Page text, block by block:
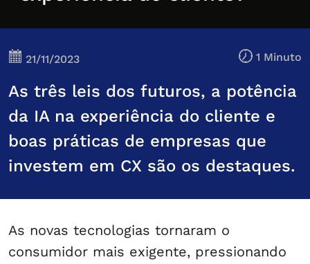
21/11/2023 1 Minuto
As três leis dos futuros, a potência
da IA na experiência do cliente e
boas práticas de empresas que
investem em CX são os destaques.
As novas tecnologias tornaram o
consumidor mais exigente, pressionando